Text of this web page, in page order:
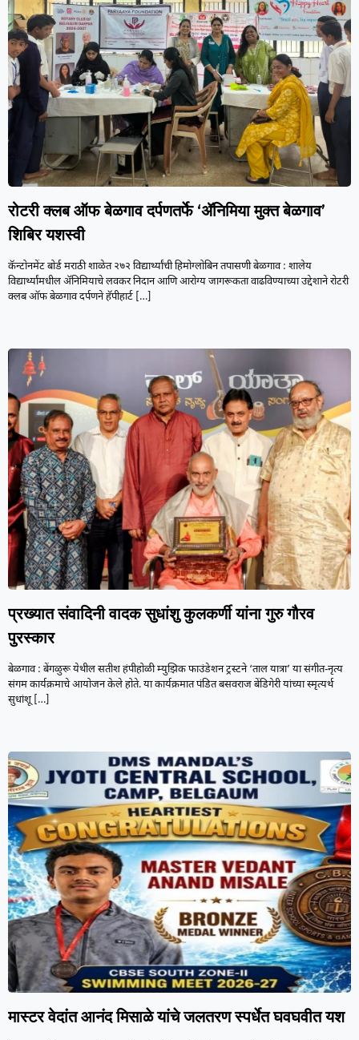
रोटरी क्लब ऑफ बेळगाव दर्पणतर्फे ‘ॲनिमिया मुक्त बेळगाव’
शिबिर यशस्वी
कॅन्टोनमेंट बोर्ड मराठी शाळेत २७२ विद्यार्थ्यांची हिमोग्लोबिन तपासणी बेळगाव : शालेय
विद्यार्थ्यांमधील ॲनिमियाचे लवकर निदान आणि आरोग्य जागरूकता वाढविण्याच्या उद्देशाने रोटरी
क्लब ऑफ बेळगाव दर्पणने हॅपीहार्ट […]
प्रख्यात संवादिनी वादक सुधांशु कुलकर्णी यांना गुरु गौरव
पुरस्कार
बेळगाव : बेंगळुरू येथील सतीश हंपीहोळी म्युझिक फाउंडेशन ट्रस्टने ‘ताल यात्रा’ या संगीत-नृत्य
संगम कार्यक्रमाचे आयोजन केले होते. या कार्यक्रमात पंडित बसवराज बेंडिगेरी यांच्या स्मृत्यर्थ
सुधांशू […]
मास्टर वेदांत आनंद मिसाळे यांचे जलतरण स्पर्धेत घवघवीत यश